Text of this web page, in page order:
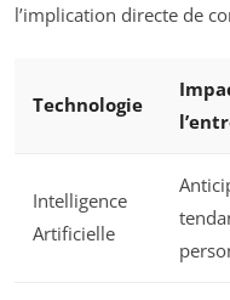
l’implication directe de
Technologie
Intelligence
Artificielle